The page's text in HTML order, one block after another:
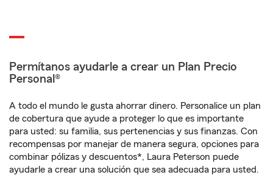
Permítanos ayudarle a crear un Plan Precio
Personal®
A todo el mundo le gusta ahorrar dinero. Personalice un plan
de cobertura que ayude a proteger lo que es importante
para usted: su familia, sus pertenencias y sus finanzas. Con
recompensas por manejar de manera segura, opciones para
combinar pólizas y descuentos*, Laura Peterson puede
ayudarle a crear una solución que sea adecuada para usted.